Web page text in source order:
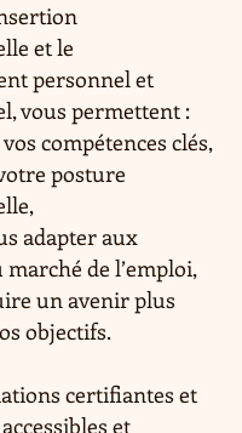
et le
personnel et
vous permettent :
compétences clés,
posture
adapter aux
marché de l’emploi,
un avenir plus
objectifs.
certifiantes et
et